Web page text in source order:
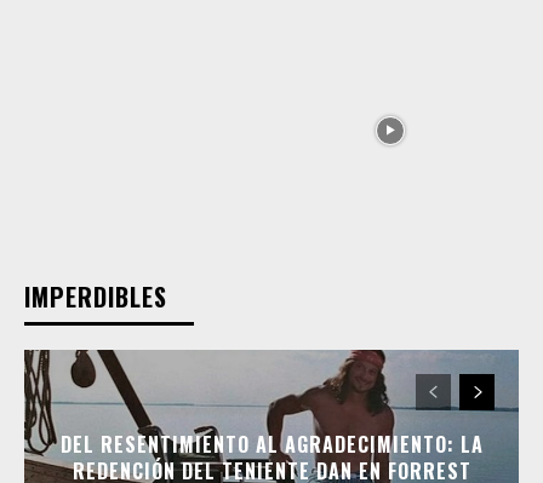
IMPERDIBLES
DEL RESENTIMIENTO AL AGRADECIMIENTO: LA
REDENCIÓN DEL TENIENTE DAN EN FORREST